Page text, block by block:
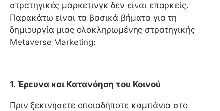
στρατηγικές μάρκετινγκ δεν είναι επαρκείς.
Παρακάτω είναι τα βασικά βήματα για τη
δημιουργία μιας ολοκληρωμένης στρατηγικής
Metaverse Marketing:
1. Έρευνα και Κατανόηση του Κοινού
Πριν ξεκινήσετε οποιαδήποτε καμπάνια στο